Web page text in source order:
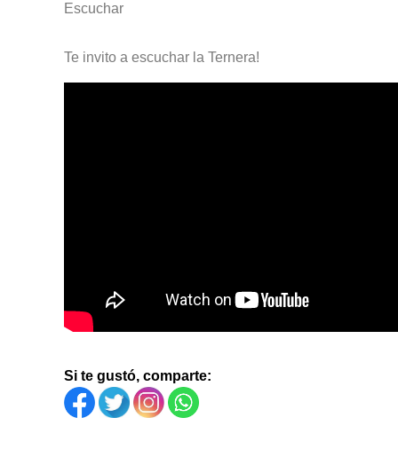
Escuchar
Te invito a escuchar la Ternera!
Si te gustó, comparte: